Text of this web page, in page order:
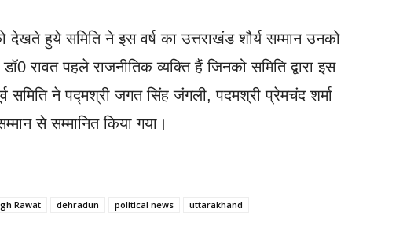
देखते हुये समिति ने इस वर्ष का उत्तराखंड शौर्य सम्मान उनको
रावत पहले राजनीतिक व्यक्ति हैं जिनको समिति द्वारा इस
समिति ने पद्मश्री जगत सिंह जंगली, पदमश्री प्रेमचंद शर्मा
से सम्मानित किया गया।
Rawat dehradun political news
uttarakhand